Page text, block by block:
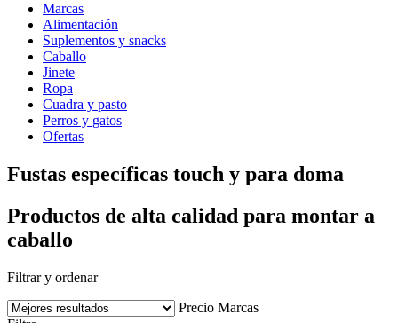
Marcas
Alimentación
Suplementos y snacks
Caballo
Jinete
Ropa
Cuadra y pasto
Perros y gatos
Ofertas
Fustas específicas touch y para doma
Productos de alta calidad para montar a
caballo
Filtrar y ordenar
Precio Marcas